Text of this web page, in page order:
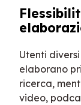
Utenti
elaborano
ricerca,
video,